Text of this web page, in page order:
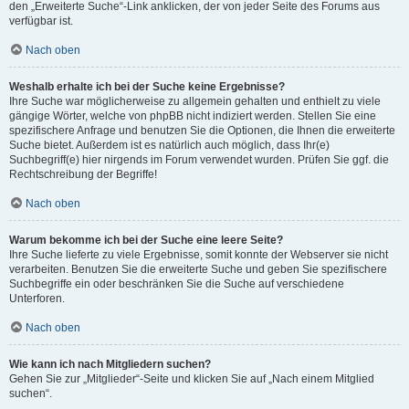
den „Erweiterte Suche“-Link anklicken, der von jeder Seite des Forums aus
verfügbar ist.
Nach oben
Weshalb erhalte ich bei der Suche keine Ergebnisse?
Ihre Suche war möglicherweise zu allgemein gehalten und enthielt zu viele
gängige Wörter, welche von phpBB nicht indiziert werden. Stellen Sie eine
spezifischere Anfrage und benutzen Sie die Optionen, die Ihnen die erweiterte
Suche bietet. Außerdem ist es natürlich auch möglich, dass Ihr(e)
Suchbegriff(e) hier nirgends im Forum verwendet wurden. Prüfen Sie ggf. die
Rechtschreibung der Begriffe!
Nach oben
Warum bekomme ich bei der Suche eine leere Seite?
Ihre Suche lieferte zu viele Ergebnisse, somit konnte der Webserver sie nicht
verarbeiten. Benutzen Sie die erweiterte Suche und geben Sie spezifischere
Suchbegriffe ein oder beschränken Sie die Suche auf verschiedene
Unterforen.
Nach oben
Wie kann ich nach Mitgliedern suchen?
Gehen Sie zur „Mitglieder“-Seite und klicken Sie auf „Nach einem Mitglied
suchen“.